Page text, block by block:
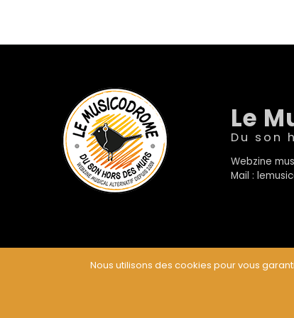
Le
Du son
Webzine
Mail :
Nous utilisons des cookies pour vous